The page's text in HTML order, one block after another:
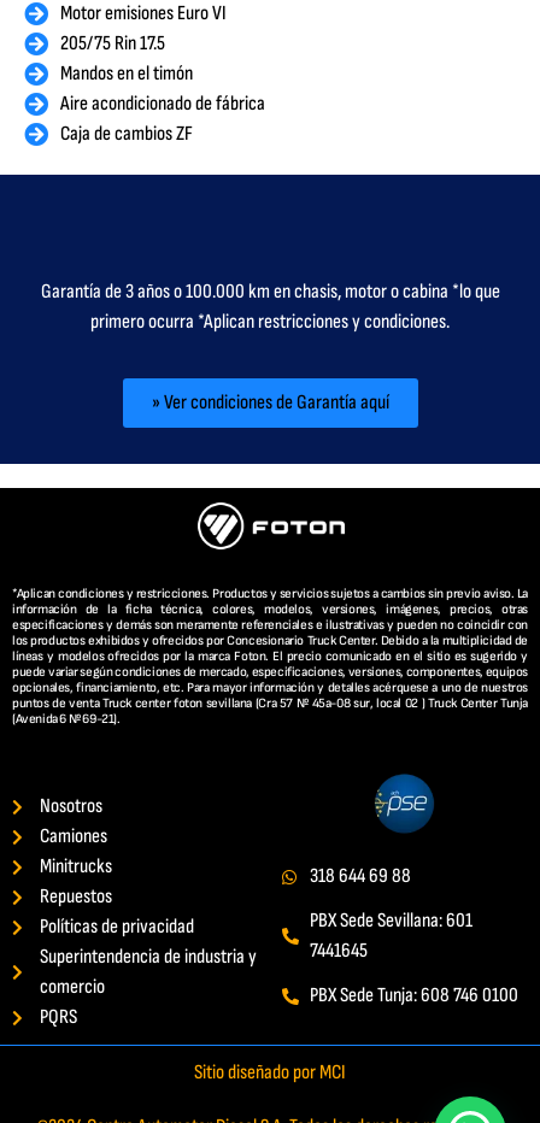
Motor emisiones Euro VI
205/75 Rin 17.5
Mandos en el timón
Aire acondicionado de fábrica
Caja de cambios ZF
Garantía de 3 años o 100.000 km en chasis, motor o cabina *lo que
primero ocurra *Aplican restricciones y condiciones.
» Ver condiciones de Garantía aquí
*Aplican condiciones y restricciones. Productos y servicios sujetos a cambios sin previo aviso. La
información de la ficha técnica, colores, modelos, versiones, imágenes, precios, otras
especificaciones y demás son meramente referenciales e ilustrativas y pueden no coincidir con
los productos exhibidos y ofrecidos por Concesionario Truck Center. Debido a la multiplicidad de
líneas y modelos ofrecidos por la marca Foton. El precio comunicado en el sitio es sugerido y
puede variar según condiciones de mercado, especificaciones, versiones, componentes, equipos
opcionales, financiamiento, etc. Para mayor información y detalles acérquese a uno de nuestros
puntos de venta Truck center foton sevillana (Cra 57 Nº 45a-08 sur, local 02 ) Truck Center Tunja
(Avenida 6 Nº 69-21).
Nosotros
Camiones
Minitrucks
Repuestos
Políticas de privacidad
Superintendencia de industria y
comercio
PQRS
318 644 69 88
PBX Sede Sevillana: 601
7441645
PBX Sede Tunja: 608 746 0100
Sitio diseñado por MCI